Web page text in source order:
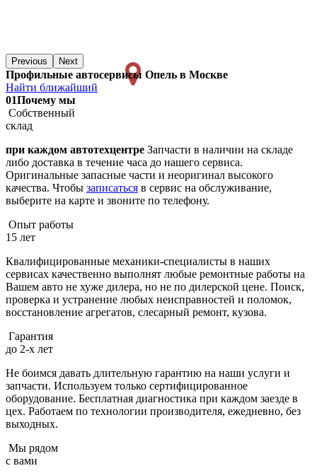
Previous Next
Профильные автосервисы Опель в Москве
Найти ближайший
01Почему мы
Собственный
склад
при каждом автотехцентре Запчасти в наличии на складе
либо доставка в течение часа до нашего сервиса.
Оригинальные запасные части и неоригинал высокого
качества. Чтобы записаться в сервис на обслуживание,
выберите на карте и звоните по телефону.
Опыт работы
15 лет
Квалифицированные механики-специалисты в наших
сервисах качественно выполнят любые ремонтные работы на
Вашем авто не хуже дилера, но не по дилерской цене. Поиск,
проверка и устранение любых неисправностей и поломок,
восстановление агрегатов, слесарный ремонт, кузова.
Гарантия
до 2-х лет
Не боимся давать длительную гарантию на наши услуги и
запчасти. Используем только сертифицированное
оборудование. Бесплатная диагностика при каждом заезде в
цех. Работаем по технологии производителя, ежедневно, без
выходных.
Мы рядом
с вами